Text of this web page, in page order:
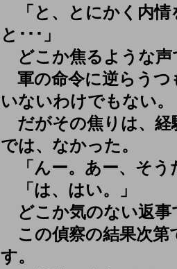
「と、とにかく内情
と･･･」
どこか焦るような声
軍の命令に逆らうつ
いないわけでもない。
だがその焦りは、経
では、なかった。
「んー。あー、そう
「は、はい。」
どこか気のない返事
この偵察の結果次第
す。